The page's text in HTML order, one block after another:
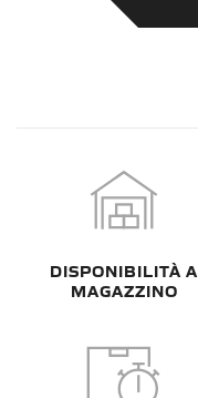
DISPONIBILITÀ A
MAGAZZINO